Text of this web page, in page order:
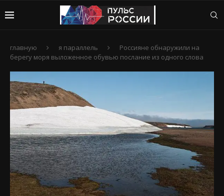
главную я параллель
Россияне обнаружили на
берегу моря выложенное обувью послание из одного слова